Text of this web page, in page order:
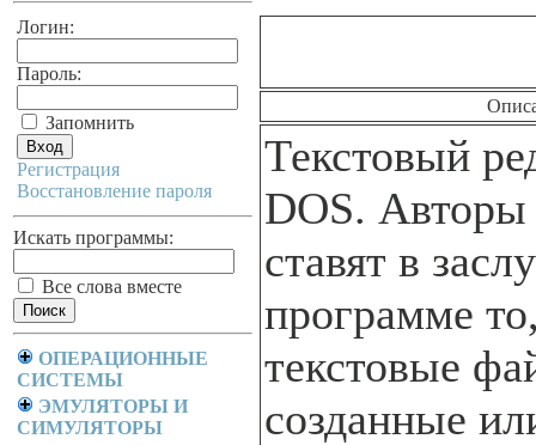
Логин:
Пароль:
Запомнить
Регистрация
Восстановление пароля
Искать программы:
Все слова вместе
ОПЕРАЦИОННЫЕ
СИСТЕМЫ
ЭМУЛЯТОРЫ И
СИМУЛЯТОРЫ
Текстовый
DOS.
ставят в
программе
текстовые
созданные